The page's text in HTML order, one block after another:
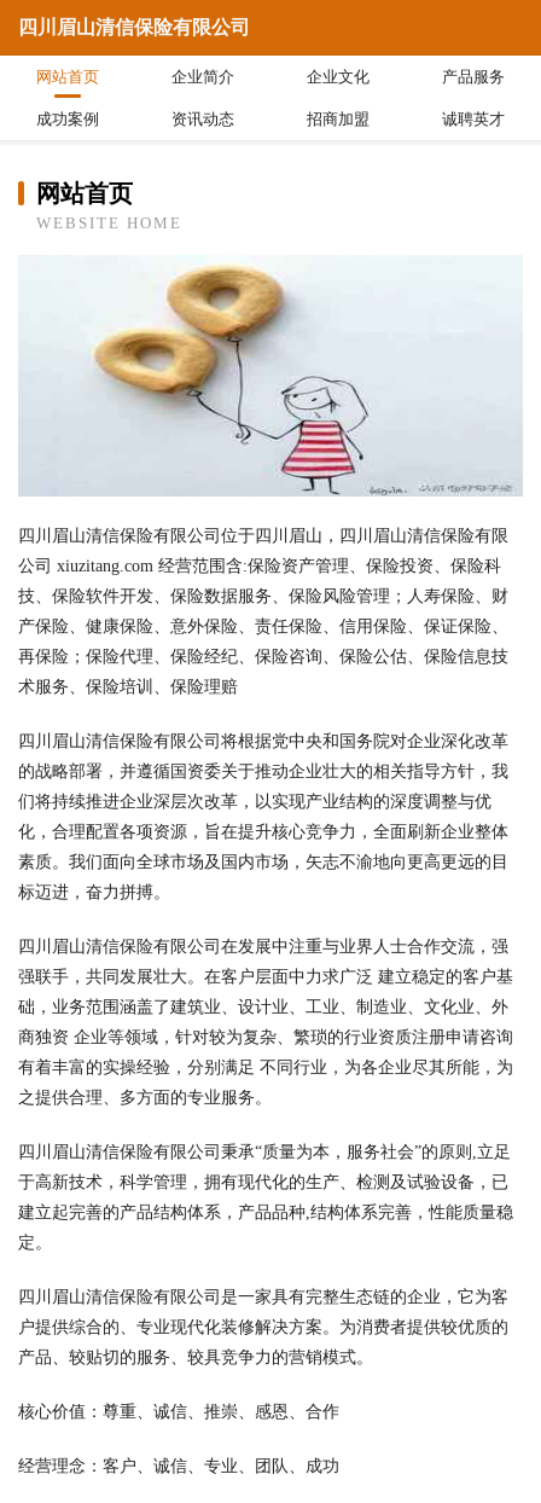
四川眉山清信保险有限公司
网站首页 企业简介 企业文化 产品服务
成功案例 资讯动态 招商加盟 诚聘英才
网站首页
WEBSITE HOME
四川眉山清信保险有限公司位于四川眉山，四川眉山清信保险有限
公司 xiuzitang.com 经营范围含:保险资产管理、保险投资、保险科
技、保险软件开发、保险数据服务、保险风险管理；人寿保险、财
产保险、健康保险、意外保险、责任保险、信用保险、保证保险、
再保险；保险代理、保险经纪、保险咨询、保险公估、保险信息技
术服务、保险培训、保险理赔
四川眉山清信保险有限公司将根据党中央和国务院对企业深化改革
的战略部署，并遵循国资委关于推动企业壮大的相关指导方针，我
们将持续推进企业深层次改革，以实现产业结构的深度调整与优
化，合理配置各项资源，旨在提升核心竞争力，全面刷新企业整体
素质。我们面向全球市场及国内市场，矢志不渝地向更高更远的目
标迈进，奋力拼搏。
四川眉山清信保险有限公司在发展中注重与业界人士合作交流，强
强联手，共同发展壮大。在客户层面中力求广泛 建立稳定的客户基
础，业务范围涵盖了建筑业、设计业、工业、制造业、文化业、外
商独资 企业等领域，针对较为复杂、繁琐的行业资质注册申请咨询
有着丰富的实操经验，分别满足 不同行业，为各企业尽其所能，为
之提供合理、多方面的专业服务。
四川眉山清信保险有限公司秉承“质量为本，服务社会”的原则,立足
于高新技术，科学管理，拥有现代化的生产、检测及试验设备，已
建立起完善的产品结构体系，产品品种,结构体系完善，性能质量稳
定。
四川眉山清信保险有限公司是一家具有完整生态链的企业，它为客
户提供综合的、专业现代化装修解决方案。为消费者提供较优质的
产品、较贴切的服务、较具竞争力的营销模式。
核心价值：尊重、诚信、推崇、感恩、合作
经营理念：客户、诚信、专业、团队、成功